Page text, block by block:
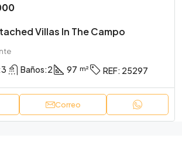
Villas In The Campo
3 Baños:2 97 REF: 25297
Correo